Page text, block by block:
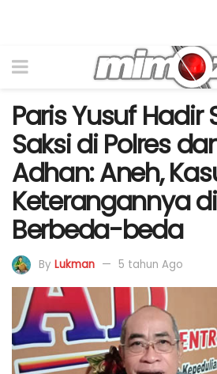
Paris Yusuf Hadir
Saksi di Polres
Adhan: Aneh,
Keterangannya
Berbeda-beda
By Lukman 5 tahun Ago